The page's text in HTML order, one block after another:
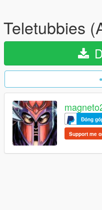
Teletubbies
Đóng
Support me